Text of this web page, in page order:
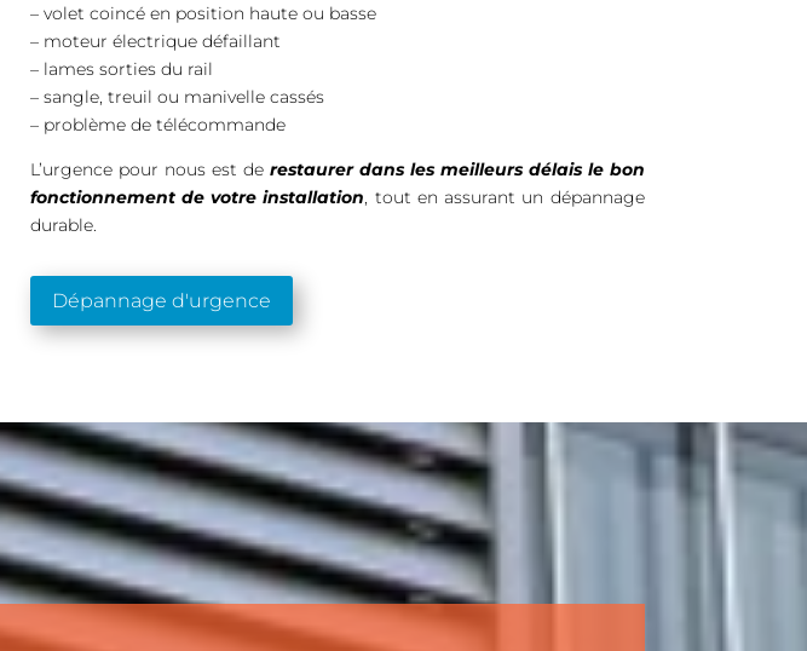
– volet coincé en position haute ou basse
– moteur électrique défaillant
– lames sorties du rail
– sangle, treuil ou manivelle cassés
– problème de télécommande
L’urgence pour nous est de restaurer dans les meilleurs délais le bon
fonctionnement de votre installation, tout en assurant un dépannage
durable.
Dépannage d'urgence